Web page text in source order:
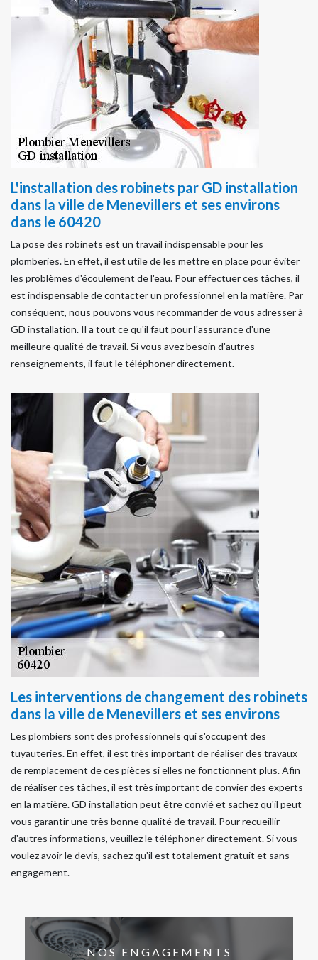
L'installation des robinets par GD installation
dans la ville de Menevillers et ses environs
dans le 60420
La pose des robinets est un travail indispensable pour les
plomberies. En effet, il est utile de les mettre en place pour éviter
les problèmes d'écoulement de l'eau. Pour effectuer ces tâches, il
est indispensable de contacter un professionnel en la matière. Par
conséquent, nous pouvons vous recommander de vous adresser à
GD installation. Il a tout ce qu'il faut pour l'assurance d'une
meilleure qualité de travail. Si vous avez besoin d'autres
renseignements, il faut le téléphoner directement.
Les interventions de changement des robinets
dans la ville de Menevillers et ses environs
Les plombiers sont des professionnels qui s'occupent des
tuyauteries. En effet, il est très important de réaliser des travaux
de remplacement de ces pièces si elles ne fonctionnent plus. Afin
de réaliser ces tâches, il est très important de convier des experts
en la matière. GD installation peut être convié et sachez qu'il peut
vous garantir une très bonne qualité de travail. Pour recueillir
d'autres informations, veuillez le téléphoner directement. Si vous
voulez avoir le devis, sachez qu'il est totalement gratuit et sans
engagement.
NOS ENGAGEMENTS